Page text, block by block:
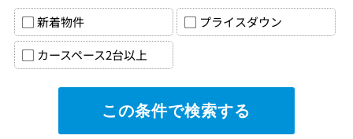
新着物件
プライスダウン
カースペース2台以上